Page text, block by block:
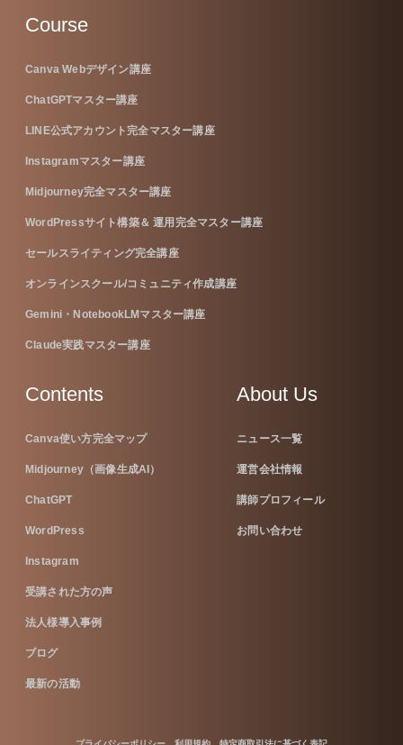
Course
Canva Webデザイン講座
ChatGPTマスター講座
LINE公式アカウント完全マスター講座
Instagramマスター講座
Midjourney完全マスター講座
WordPressサイト構築＆ 運用完全マスター講座
セールスライティング完全講座
オンラインスクール/コミュニティ作成講座
Gemini・NotebookLMマスター講座
Claude実践マスター講座
Contents
Canva使い方完全マップ
Midjourney（画像生成AI）
ChatGPT
WordPress
Instagram
受講された方の声
法人様導入事例
ブログ
最新の活動
About Us
ニュース一覧
運営会社情報
講師プロフィール
お問い合わせ